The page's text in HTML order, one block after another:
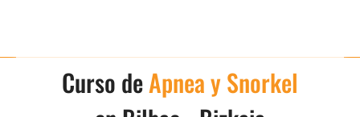
Curso deApnea y Snorkel